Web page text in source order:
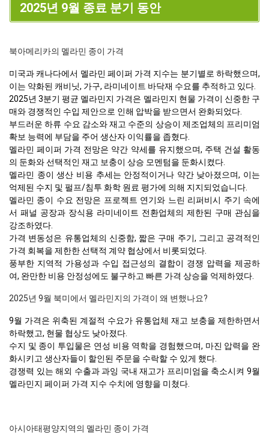
2025년 9월 종료 분기 동안
북아메리카의 멜라민 종이 가격
미국과 캐나다에서 멜라민 페이퍼 가격 지수는 분기별로 하락했으며,
이는 약화된 캐비닛, 가구, 라미네이트 바닥재 수요를 추적하고 있다.
2025년 3분기 평균 멜라민지 가격은 멜라민지 현물 가격이 신중한 구
매와 경쟁적인 수입 제안으로 인해 압박을 받으면서 완화되었다.
부드러운 하류 수요 감소와 재고 수준의 상승이 제조업체의 프리미엄
확보 능력에 부담을 주어 생산자 이익률을 좁혔다.
멜라민 페이퍼 가격 전망은 약간 약세를 유지했으며, 주택 건설 활동
의 둔화와 선택적인 재고 보충이 상승 모멘텀을 둔화시켰다.
멜라민 종이 생산 비용 추세는 안정적이거나 약간 낮아졌으며, 이는
억제된 수지 및 펄프/침투 화학 원료 평가에 의해 지지되었습니다.
멜라민 종이 수요 전망은 프로젝트 연기와 느린 리퍼비시 주기 속에
서 패널 공장과 장식용 라미네이트 전환업체의 제한된 구매 관심을
강조하였다.
가격 변동성은 유통업체의 신중함, 짧은 구매 주기, 그리고 공격적인
가격 회복을 제한한 선택적 계약 협상에서 비롯되었다.
풍부한 지역적 가용성과 수입 접근성의 결합이 경쟁 압력을 제공하
여, 완만한 비용 안정성에도 불구하고 빠른 가격 상승을 억제하였다.
2025년 9월 북미에서 멜라민지의 가격이 왜 변했나요?
9월 가격은 위축된 계절적 수요가 유통업체 재고 보충을 제한하면서
하락했고, 현물 협상도 낮아졌다.
수지 및 종이 투입물은 연성 비용 역학을 경험했으며, 마진 압력을 완
화시키고 생산자들이 할인된 주문을 수락할 수 있게 했다.
경쟁력 있는 해외 수출과 과잉 국내 재고가 프리미엄을 축소시켜 9월
멜라민지 페이퍼 가격 지수 수치에 영향을 미쳤다.
아시아태평양지역의 멜라민 종이 가격